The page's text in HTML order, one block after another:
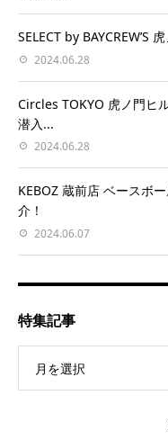
SELECT by BAYCREW’S
2024.06.28
Circles TOKYO 虎ノ門ヒ
潜入...
2024.06.28
KEBOZ 蔵前店 ベースボ
介！
2024.06.07
特集記事
月を選択